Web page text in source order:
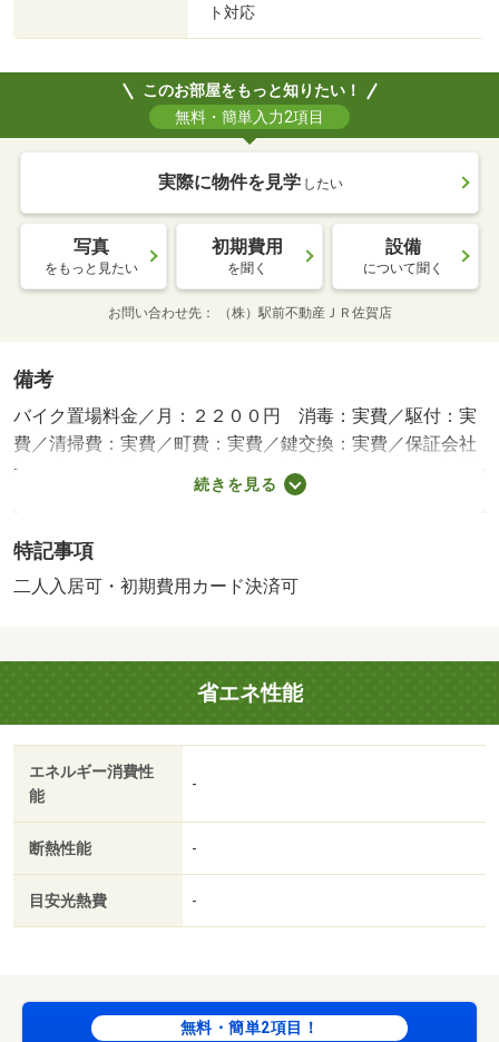
ト対応
このお部屋をもっと知りたい！
無料・簡単入力2項目
実際に物件を見学 したい
写真
をもっと見たい
初期費用
を聞く
設備
について聞く
お問い合わせ先 （株）駅前不動産ＪＲ佐賀店
備考
バイク置場料金／月：２２００円 消毒：実費／駆付：実
費／清掃費：実費／町費：実費／鍵交換：実費／保証会社
利用必：保証料について：初回保証料４０％ 月額保証料
１％／仲介手数料１ヶ月／二人入居可／バストイレ別／エ
ＴＶインターホン／浴室乾燥機／オートロック／室内洗濯
置／システムキッチン／南向き／追焚機能浴室／温水洗浄
犯カメラ／二人入居相談／バイク置場／全居室フローリン
グ／ネット使用料不要／食器洗乾燥機／築２年以内／未入
居／３駅以上利用可／駅徒歩１０分以内／高層階／都市ガ
ス／洗面所にドア／年内入居可／年度内入居可／ＩＴ重
説 対応物件／ＬＧＢＴフレンドリー／初期費用カード決
済可／セブンイレブン佐賀駅前中央２丁目店（コンビニ）
００ｍ／循誘小学校（小学校）まで１３００ｍ／津田クリ
ニック（病院）まで５００ｍ／神野こども園（幼稚園・保
育園）まで２００ｍ／成穎中学校（その他）まで３００ｍ/
続きを見る
特記事項
二人入居可・初期費用カード決済可
省エネ性能
エネルギー消費性
能
-
断熱性能 -
目安光熱費 -
無料・簡単2項目！